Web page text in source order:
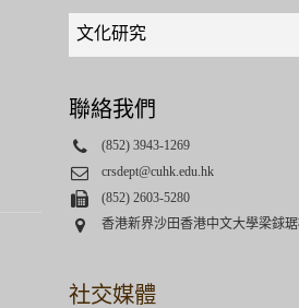
Quick
links
select
文化研究
聯絡我們
Phone
(852) 3943-1269
Email
crsdept@cuhk.edu.hk
Fax(852) 2603-5280
Address
香港新界沙田香港中文大學梁銶
社交媒體